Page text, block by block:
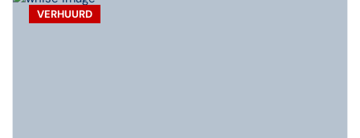
VERHUURD